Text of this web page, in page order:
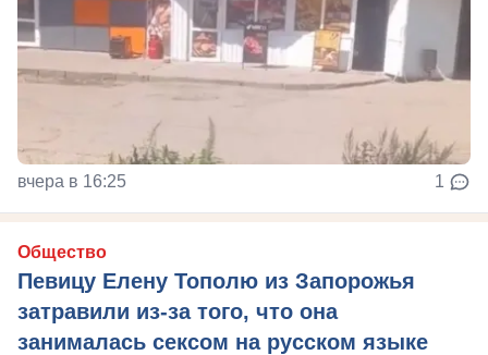
вчера в 16:25 1
Общество
Певицу Елену Тополю из Запорожья
затравили из-за того, что она
занималась сексом на русском языке